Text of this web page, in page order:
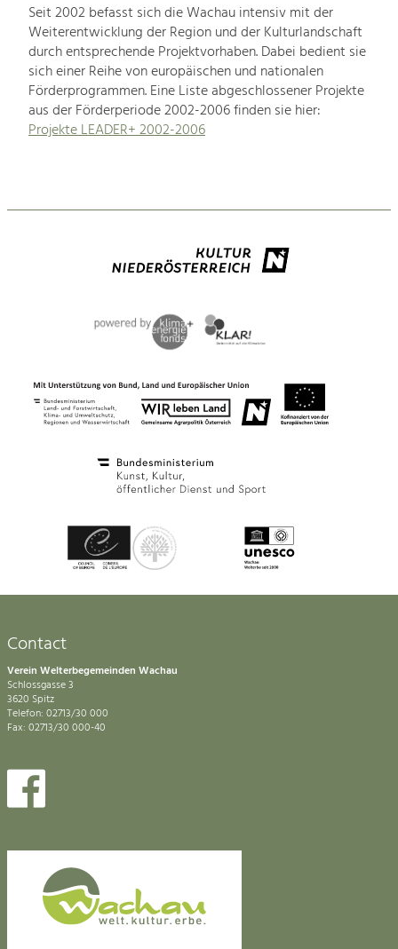
Seit 2002 befasst sich die Wachau intensiv mit der
Weiterentwicklung der Region und der Kulturlandschaft
durch entsprechende Projektvorhaben. Dabei bedient sie
sich einer Reihe von europäischen und nationalen
Förderprogrammen. Eine Liste abgeschlossener Projekte
aus der Förderperiode 2002-2006 finden sie hier:
Projekte LEADER+ 2002-2006
Contact
Verein Welterbegemeinden Wachau
Schlossgasse 3
3620 Spitz
Telefon: 02713/30 000
Fax: 02713/30 000-40